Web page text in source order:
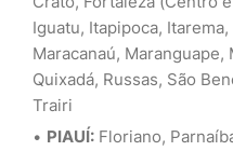
Iguatu, Itapipoca,
Maracanaú, Maranguape,
Quixadá, Russas, São
Trairi
PIAUÍ: Floriano,